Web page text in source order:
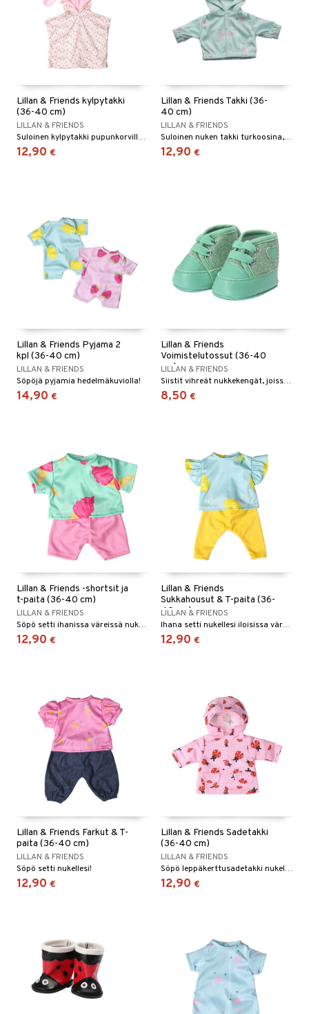
Lillan & Friends kylpytakki
(36-40 cm)
LILLAN & FRIENDS
Suloinen kylpytakki pupunkorvilla nukellesi.
12,90 €
Lillan & Friends Takki (36-
40 cm)
LILLAN & FRIENDS
Suloinen nuken takki turkoosina, jossa on vaaleanpunaisia sydämiä.
12,90 €
Lillan & Friends Pyjama 2
kpl (36-40 cm)
LILLAN & FRIENDS
Söpöjä pyjamia hedelmäkuviolla!
14,90 €
Lillan & Friends
Voimistelutossut (36-40
cm)
LILLAN & FRIENDS
Siistit vihreät nukkekengät, joissa on kimalletta.
8,50 €
Lillan & Friends -shortsit ja
t-paita (36-40 cm)
LILLAN & FRIENDS
Söpö setti ihanissa väreissä nukellesi.
12,90 €
Lillan & Friends
Sukkahousut & T-paita (36-
40 cm)
LILLAN & FRIENDS
Ihana setti nukellesi iloisissa väreissä!
12,90 €
Lillan & Friends Farkut & T-
paita (36-40 cm)
LILLAN & FRIENDS
Söpö setti nukellesi!
12,90 €
Lillan & Friends Sadetakki
(36-40 cm)
LILLAN & FRIENDS
Söpö leppäkerttusadetakki nukellesi.
12,90 €